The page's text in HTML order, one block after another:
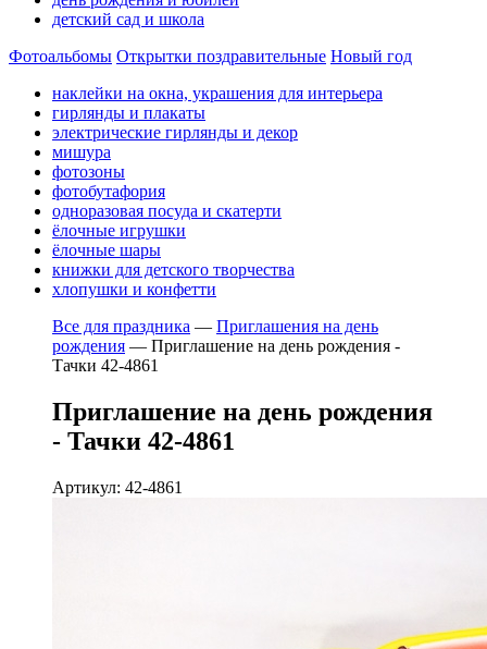
детский сад и школа
Фотоальбомы Открытки поздравительные Новый год
наклейки на окна, украшения для интерьера
гирлянды и плакаты
электрические гирлянды и декор
мишура
фотозоны
фотобутафория
одноразовая посуда и скатерти
ёлочные игрушки
ёлочные шары
книжки для детского творчества
хлопушки и конфетти
Все для праздника — Приглашения на день
рождения — Приглашение на день рождения -
Тачки 42-4861
Приглашение на день рождения
- Тачки 42-4861
Артикул: 42-4861